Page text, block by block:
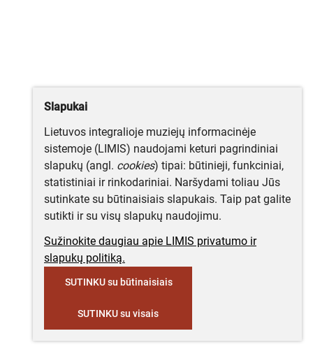
Slapukai
Lietuvos integralioje muziejų informacinėje
sistemoje (LIMIS) naudojami keturi pagrindiniai
slapukų (angl. cookies) tipai: būtinieji, funkciniai,
statistiniai ir rinkodariniai. Naršydami toliau Jūs
sutinkate su būtinaisiais slapukais. Taip pat galite
sutikti ir su visų slapukų naudojimu.
Sužinokite daugiau apie LIMIS privatumo ir
slapukų politiką.
SUTINKU su būtinaisiais
SUTINKU su visais